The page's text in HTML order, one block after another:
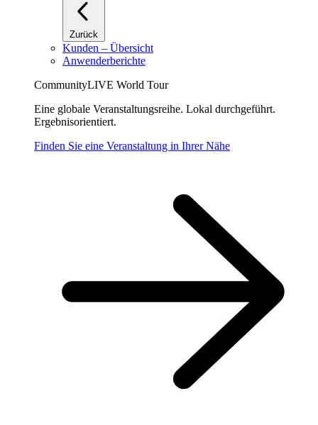
Zurück
Kunden – Übersicht
Anwenderberichte
CommunityLIVE World Tour
Eine globale Veranstaltungsreihe. Lokal durchgeführt.
Ergebnisorientiert.
Finden Sie eine Veranstaltung in Ihrer Nähe